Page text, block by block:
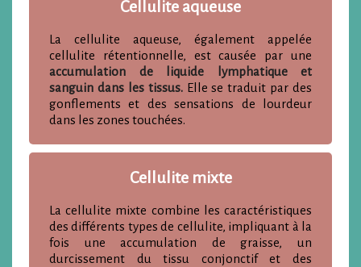
Cellulite aqueuse
La cellulite aqueuse, également appelée
cellulite rétentionnelle, est causée par une
accumulation de liquide lymphatique et
sanguin dans les tissus.Elle se traduit par des
gonflements et des sensations de lourdeur
dans les zones touchées.
Cellulite mixte
La cellulite mixte combine les caractéristiques
des différents types de cellulite, impliquant à la
fois une accumulation de graisse, un
durcissement du tissu conjonctif et des